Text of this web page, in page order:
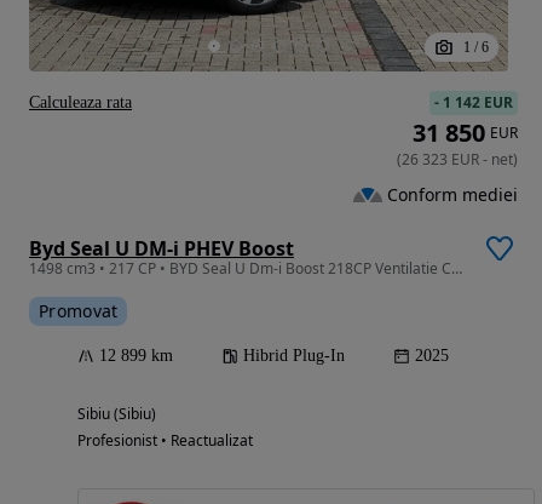
1 / 6
Byd Seal U DM-i PHEV Boost
1498 cm3 • 217 CP • BYD Seal U Dm-i Boost 218CP Ventilatie Cam.360 Pano Garantie Finantare
Promovat
12 899 km Hibrid Plug-In 2025
Sibiu (Sibiu)
Profesionist • Reactualizat
- 1 142 EUR
31 850 EUR
(26 323 EUR- net)
Conform mediei
Calculeaza rata